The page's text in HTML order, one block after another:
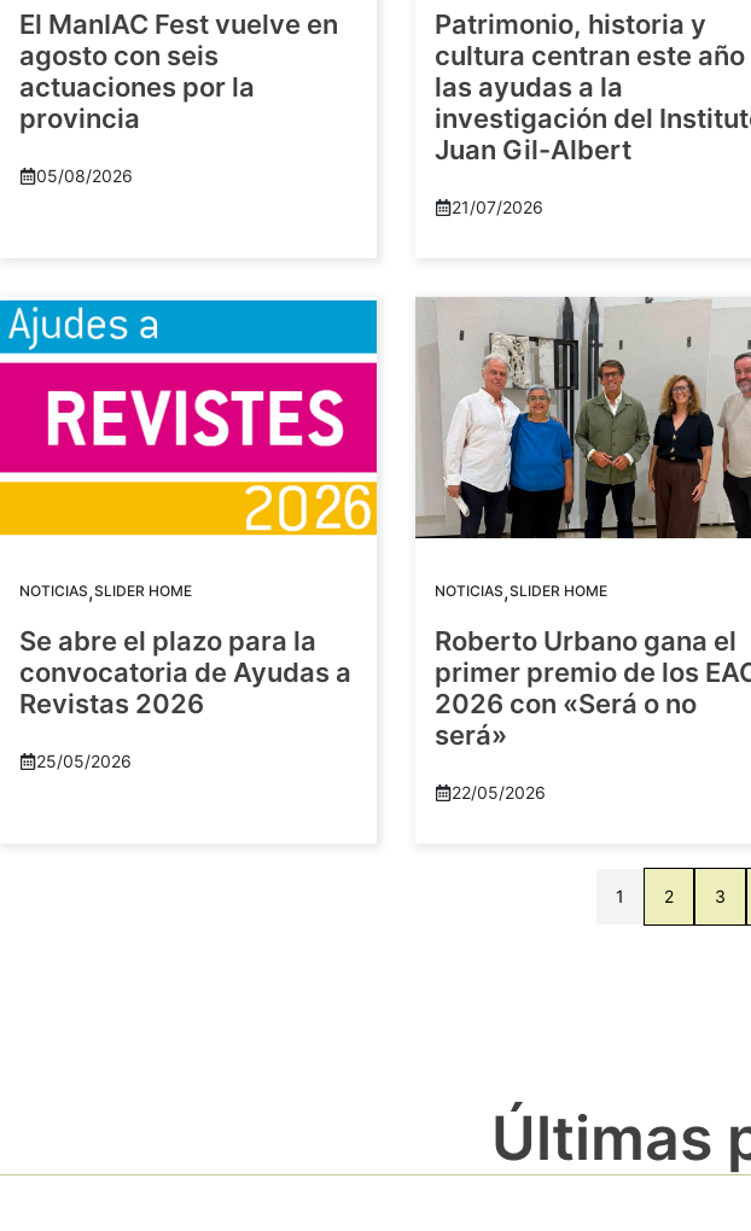
El ManIAC Fest vuelve en
agosto con seis
actuaciones por la
provincia
05/08/2026
Patrimonio, historia y
cultura centran este año
las ayudas a la
investigación del
Juan Gil-Albert
21/07/2026
NOTICIAS,SLIDER HOME
Se abre el plazo para la
convocatoria de Ayudas a
Revistas 2026
25/05/2026
NOTICIAS,SLIDER HOME
Roberto Urbano gana el
primer premio de los
2026 con «Será o no
será»
22/05/2026
1 2 3
Últimas